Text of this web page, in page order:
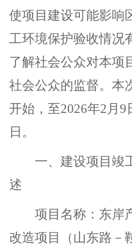
使项目建设可能影响
工环境保护验收情况
了解社会公众对本项
社会公众的监督。 本
开始，至2026年2月 9
日。
一、建设项目 竣
述
项目名称 ： 东岸
改造项目（山东路 －